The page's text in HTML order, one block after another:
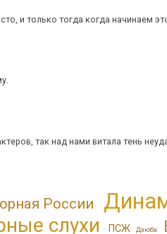
и только тогда когда начинаем это
так над нами витала тень
России
слухи ПСЖ Дзюба